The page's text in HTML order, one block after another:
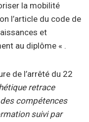
la mobilité
l’article du code de
et
au diplôme « .
de l’arrêté du 22
retrace
compétences
suivi par